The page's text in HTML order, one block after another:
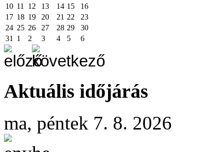
10 11 12 13 14 15
16
17 18 19 20 21 22
23
24 25 26 27 28 29
30
31
1 2 3 4 5 6
Aktuális időjárás
ma, péntek 7. 8. 2026